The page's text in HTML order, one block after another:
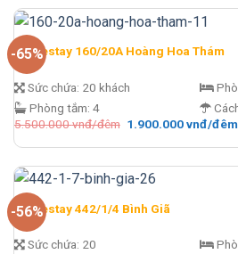
-65%
Homestay 160/20A Hoàng Hoa Thám
Sức chứa: 20 khách
Phòng tắm: 4
5.500.000vnđ/đêm Giá
là:
đêm.
1.900.000vnđ/đêm
-56%
Homestay 442/1/4 Bình Giã
Sức chứa: 20